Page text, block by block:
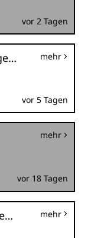
vor 2 Tagen
Gesundheits- und Krankenpfleger (m/w/d) oder MTRA (m/w/d) im Herzkatheter-Labor in Voll- oder Teilzeit mehr
vor 5 Tagen
mehr
vor 18 Tagen
Psychologischen Psychotherapeuten (m/w/d) mehr